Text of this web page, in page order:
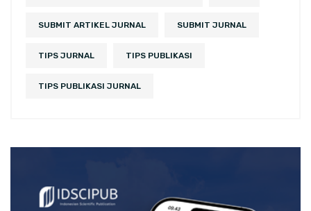
SUBMIT ARTIKEL JURNAL SUBMIT JURNAL
TIPS JURNAL TIPS PUBLIKASI
TIPS PUBLIKASI JURNAL